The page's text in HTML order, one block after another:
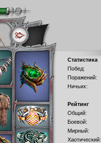
Статистика
Побед:
Поражений:
Ничьих:
Рейтинг
Общий:
Боевой:
Мирный:
Хаотический: